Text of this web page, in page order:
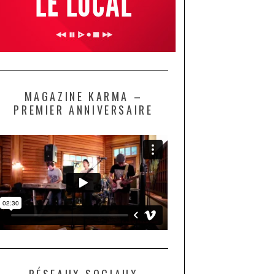
MAGAZINE KARMA –
PREMIER ANNIVERSAIRE